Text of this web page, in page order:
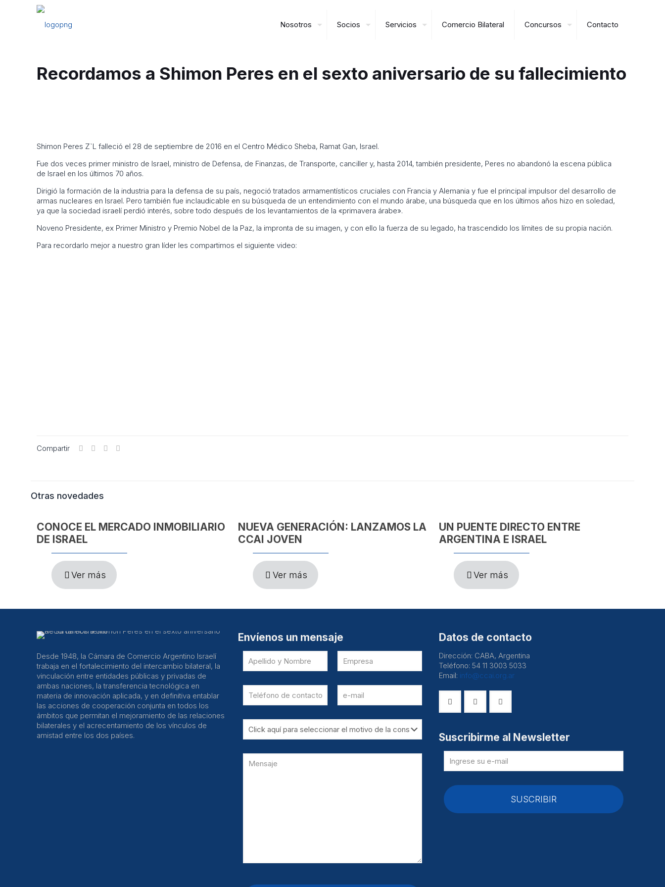
Nosotros Socios Servicios Comercio Bilateral Concursos Contacto
Recordamos a Shimon Peres en el sexto aniversario de su fallecimiento
Shimon Peres Z`L falleció el 28 de septiembre de 2016 en el Centro Médico Sheba, Ramat Gan, Israel.
Fue dos veces primer ministro de Israel, ministro de Defensa, de Finanzas, de Transporte, canciller y, hasta 2014, también presidente, Peres no abandonó la escena pública
de Israel en los últimos 70 años.
Dirigió la formación de la industria para la defensa de su país, negoció tratados armamentísticos cruciales con Francia y Alemania y fue el principal impulsor del desarrollo de
armas nucleares en Israel. Pero también fue inclaudicable en su búsqueda de un entendimiento con el mundo árabe, una búsqueda que en los últimos años hizo en soledad,
ya que la sociedad israelí perdió interés, sobre todo después de los levantamientos de la «primavera árabe».
Noveno Presidente, ex Primer Ministro y Premio Nobel de la Paz, la impronta de su imagen, y con ello la fuerza de su legado, ha trascendido los límites de su propia nación.
Para recordarlo mejor a nuestro gran líder les compartimos el siguiente video:
Compartir
Otras novedades
CONOCE EL MERCADO INMOBILIARIO
DE ISRAEL
Ver más
NUEVA GENERACIÓN: LANZAMOS LA
CCAI JOVEN
Ver más
UN PUENTE DIRECTO ENTRE
ARGENTINA E ISRAEL
Ver más
Desde 1948, la Cámara de Comercio Argentino Israelí
trabaja en el fortalecimiento del intercambio bilateral, la
vinculación entre entidades públicas y privadas de
ambas naciones, la transferencia tecnológica en
materia de innovación aplicada, y en definitiva entablar
las acciones de cooperación conjunta en todos los
ámbitos que permitan el mejoramiento de las relaciones
bilaterales y el acrecentamiento de los vínculos de
amistad entre los dos países.
Envíenos un mensaje Datos de contacto
Dirección: CABA, Argentina
Teléfono: 54 11 3003 5033
Email: info@ccai.org.ar
Suscribirme al Newsletter